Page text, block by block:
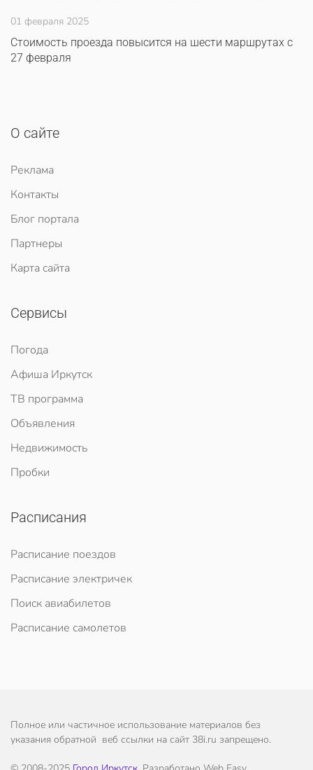
01 февраля 2025
Стоимость проезда повысится на шести маршрутах с
27 февраля
О сайте
Реклама
Контакты
Блог портала
Партнеры
Карта сайта
Сервисы
Погода
Афиша Иркутск
ТВ программа
Объявления
Недвижимость
Пробки
Расписания
Расписание поездов
Расписание электричек
Поиск авиабилетов
Расписание самолетов
Полное или частичное использование материалов без
указания обратной веб ссылки на сайт 38i.ru запрещено.